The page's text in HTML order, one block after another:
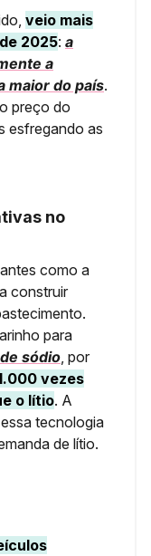
veio mais
2025: a
a
maior do país.
preço do
esfregando as
no
como a
construir
para
sódio, por
vezes
o lítio. A
tecnologia
de lítio.